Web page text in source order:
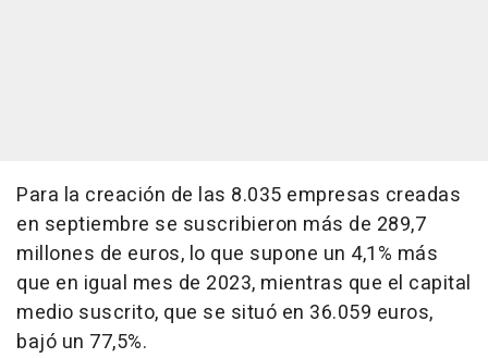
Para la creación de las 8.035 empresas creadas
en septiembre se suscribieron más de 289,7
millones de euros, lo que supone un 4,1% más
que en igual mes de 2023, mientras que el capital
medio suscrito, que se situó en 36.059 euros,
bajó un 77,5%.